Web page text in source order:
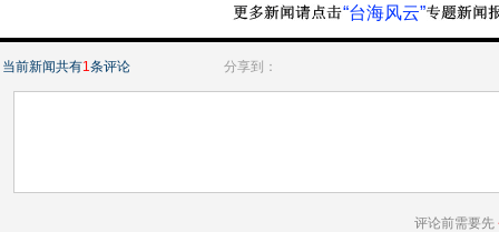
“台海风云”
当前新闻共有1条评论 分享到：
评论前需要先